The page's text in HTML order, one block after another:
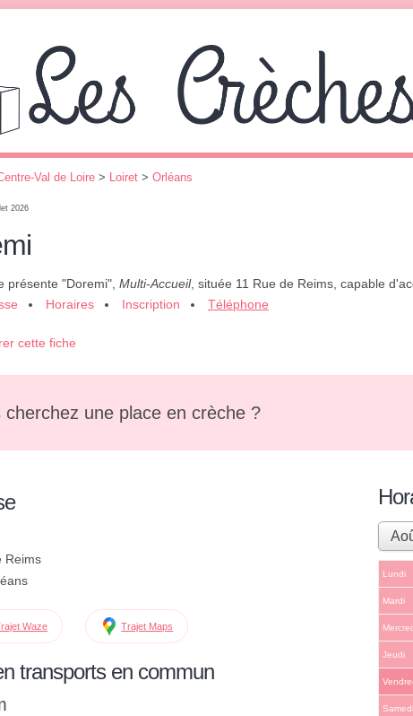
Val de Loire > Loiret > Orléans
2026
présente "Doremi", Multi-Accueil, située 11 Rue de Reims, capable
Horaires Inscription Téléphone
cette fiche
cherchez une place en crèche ?
Reims
Waze Trajet Maps
transports en commun
Lundi
Mardi
Jeudi
Samedi